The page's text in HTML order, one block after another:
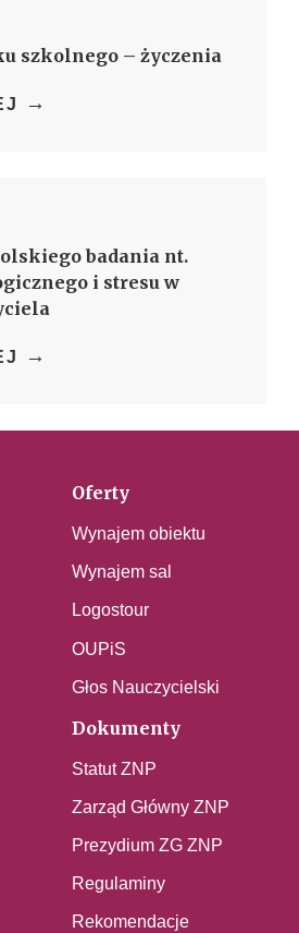
szkolnego – życzenia
→
badania nt.
i stresu w
→
Oferty
Wynajem obiektu
Wynajem sal
Logostour
OUPiS
Głos Nauczycielski
Dokumenty
Statut ZNP
Zarząd Główny ZNP
Prezydium ZG ZNP
Regulaminy
Rekomendacje